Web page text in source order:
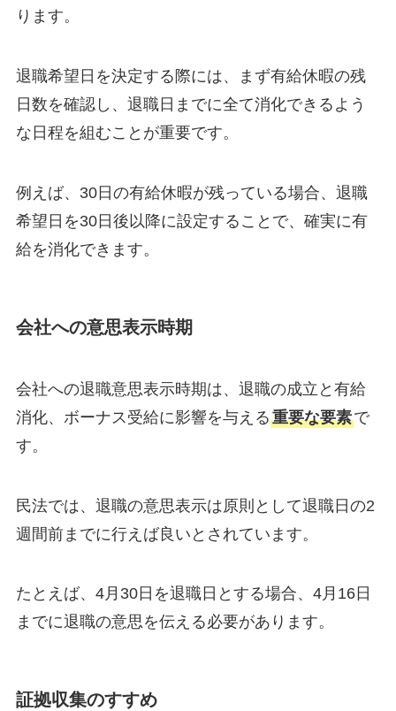
ります。
退職希望日を決定する際には、まず有給休暇の残
日数を確認し、退職日までに全て消化できるよう
な日程を組むことが重要です。
例えば、30日の有給休暇が残っている場合、退職
希望日を30日後以降に設定することで、確実に有
給を消化できます。
会社への意思表示時期
会社への退職意思表示時期は、退職の成立と有給
消化、ボーナス受給に影響を与える重要な要素で
す。
民法では、退職の意思表示は原則として退職日の2
週間前までに行えば良いとされています。
たとえば、4月30日を退職日とする場合、4月16日
までに退職の意思を伝える必要があります。
証拠収集のすすめ